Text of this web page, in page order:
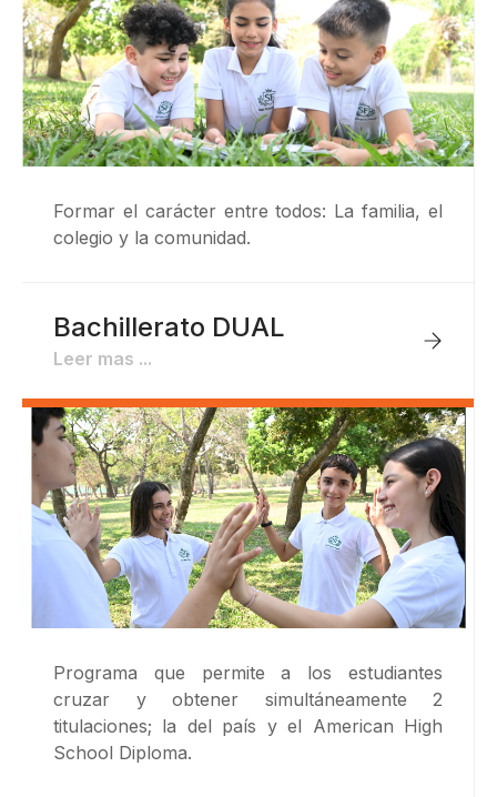
Formar el carácter entre todos: La familia, el
colegio y la comunidad.
Bachillerato DUAL
Leer mas ...
Programa que permite a los estudiantes
cruzar y obtener simultáneamente 2
titulaciones; la del país y el American High
School Diploma.